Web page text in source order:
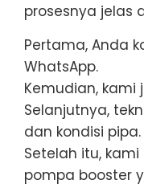
prosesnya jelas
Pertama, Anda
WhatsApp.
Kemudian, kami
Selanjutnya,
dan kondisi pipa.
Setelah itu,
pompa booster